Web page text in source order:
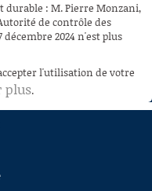
durable : M. Pierre Monzani,
de contrôle des
2024 n'est plus
l'utilisation de votre
plus.